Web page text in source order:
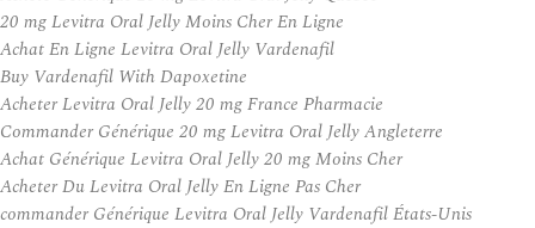
20 mg Levitra Oral Jelly Moins Cher En Ligne
Achat En Ligne Levitra Oral Jelly Vardenafil
Buy Vardenafil With Dapoxetine
Acheter Levitra Oral Jelly 20 mg France Pharmacie
Commander Générique 20 mg Levitra Oral Jelly Angleterre
Achat Générique Levitra Oral Jelly 20 mg Moins Cher
Acheter Du Levitra Oral Jelly En Ligne Pas Cher
commander Générique Levitra Oral Jelly Vardenafil États-Unis